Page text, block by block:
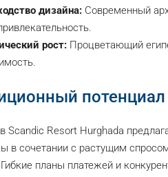
дизайна: Современный
рост: Процветающий
потенциал
Scandic Resort Hurghada
в сочетании с растущим
планы платежей и